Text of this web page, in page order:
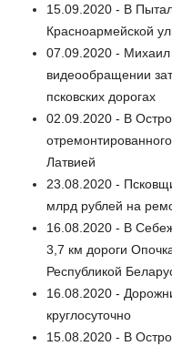
15.09.2020 - В
Красноармейской
07.09.2020 - Михаил
видеообращении
псковских дорогах
02.09.2020 - В
Латвией
23.08.2020 -
млрд рублей на
16.08.2020 - В
3,7 км дороги
Республикой
16.08.2020 -
круглосуточно
15.08.2020 - В